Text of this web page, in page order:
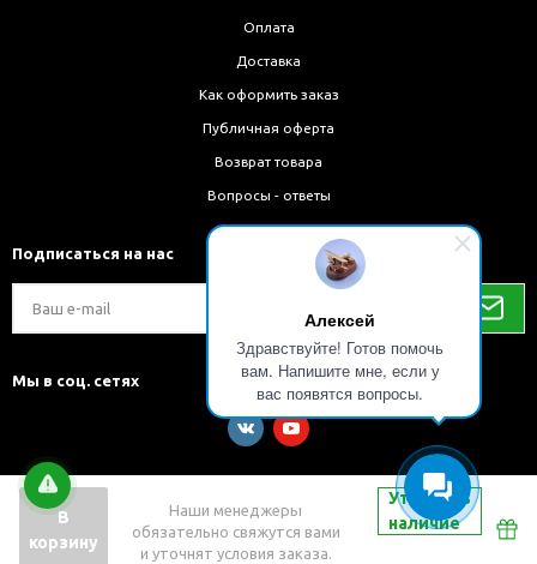
Алексей
Здравствуйте! Готов помочь
вам. Напишите мне, если у
вас появятся вопросы.
Уточнить
наличие
В
корзину
Наши менеджеры
обязательно свяжутся вами
и уточнят условия заказа.
Оплата
Доставка
Как оформить заказ
Публичная оферта
Возврат товара
Вопросы - ответы
Подписаться на нас
Мы в соц. сетях
Разработка и внедрение решений на 1С-Битрикс